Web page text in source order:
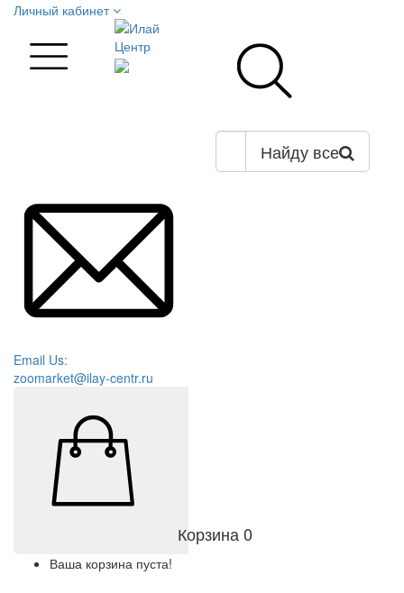
Личный кабинет
Найду все
Email Us:
zoomarket@ilay-centr.ru
Корзина0
Ваша корзина пуста!